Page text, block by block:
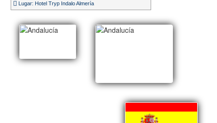
Lugar: Hotel Tryp Indalo Almería